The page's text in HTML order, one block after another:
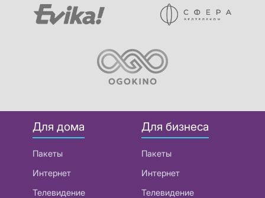
Для дома
Пакеты
Интернет
Телевидение
Для бизнеса
Пакеты
Интернет
Телевидение